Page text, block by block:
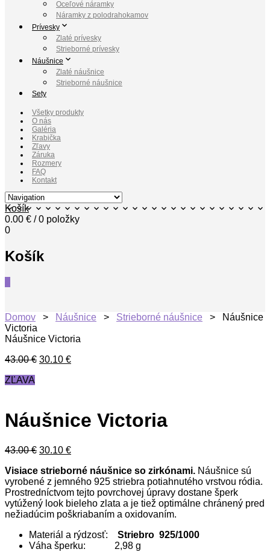
Oceľové náramky
Náramky z polodrahokamov
Prívesky
Zlaté prívesky
Strieborné prívesky
Náušnice
Zlaté náušnice
Strieborné náušnice
Sety
Všetky produkty
O nás
Galéria
Krabička
Zľavy
Záruka
Rozmery
FAQ
Kontakt
Košík
0.00 € / 0 položky
0
Košík
Domov > Náušnice > Strieborné náušnice > Náušnice
Victoria
Náušnice Victoria
43.00€ 30.10 €
ZĽAVA
Náušnice Victoria
43.00€ 30.10 €
Visiace strieborné náušnice so zirkónami. Náušnice sú
vyrobené z jemného 925 striebra potiahnutého vrstvou ródia.
Prostredníctvom tejto povrchovej úpravy dostane šperk
vytúžený look bieleho zlata a je tiež optimálne chránený pred
nežiadúcim poškriabaním a oxidovaním.
Materiál a rýdzosť:
Striebro 925/1000
Váha šperku: 2,98 g